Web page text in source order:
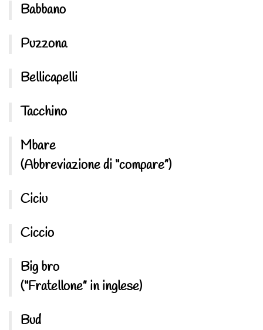
Babbano
Puzzona
Bellicapelli
Tacchino
Mbare
(Abbreviazione di “compare”)
Ciciu
Ciccio
Big bro
(“Fratellone” in inglese)
Bud